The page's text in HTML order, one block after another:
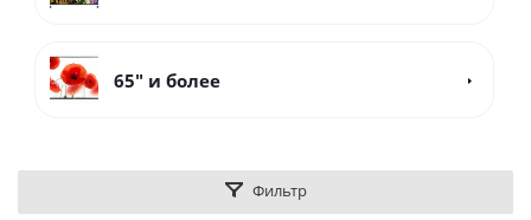
65" и более
Фильтр